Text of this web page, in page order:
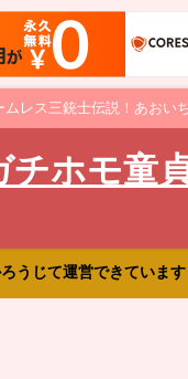
レス三銃士伝説！あおい
ホモ童
じて運営できていま